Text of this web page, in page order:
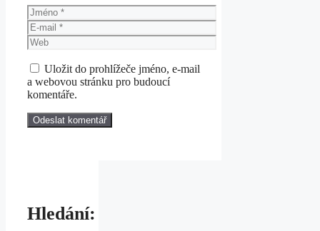
Jméno
E-
mail
Web
Uložit do prohlížeče jméno, e-mail
a webovou stránku pro budoucí
komentáře.
Hledání: